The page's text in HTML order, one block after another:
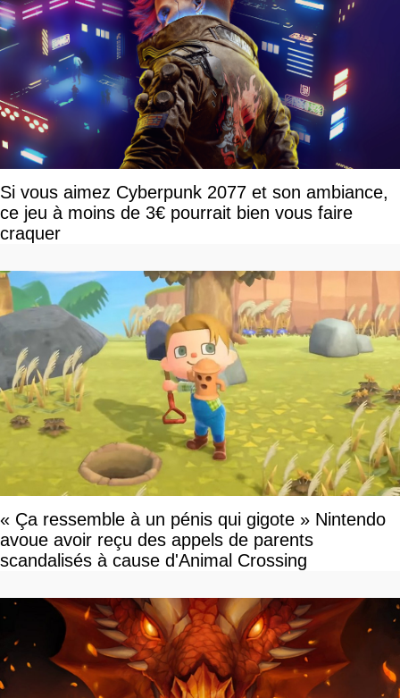
Si vous aimez Cyberpunk 2077 et son ambiance,
ce jeu à moins de 3€ pourrait bien vous faire
craquer
« Ça ressemble à un pénis qui gigote » Nintendo
avoue avoir reçu des appels de parents
scandalisés à cause d'Animal Crossing